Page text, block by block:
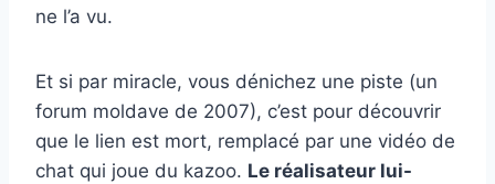
ne l’a vu.
Et si par miracle, vous dénichez une piste (un
forum moldave de 2007), c’est pour découvrir
que le lien est mort, remplacé par une vidéo de
chat qui joue du kazoo. Le réalisateur lui-